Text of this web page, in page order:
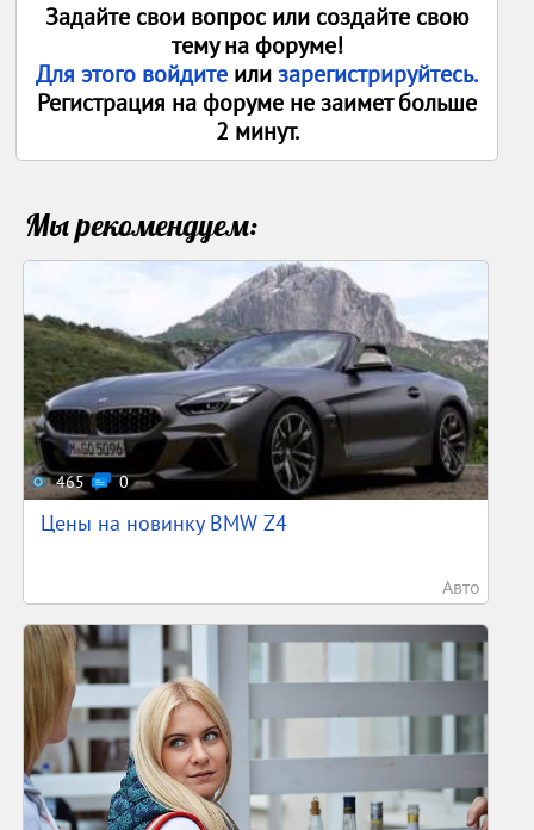
Задайте свои вопрос или создайте свою
тему на форуме!
Для этого войдите илизарегистрируйтесь.
Регистрация на форуме не заимет больше
2 минут.
Мы рекомендуем:
465 0
Цены на новинку BMW Z4
Авто